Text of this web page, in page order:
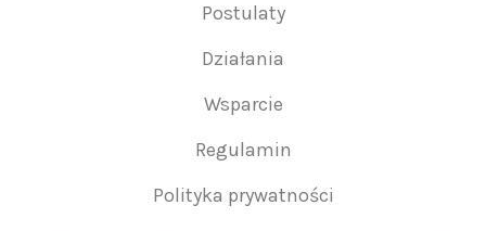
Postulaty
Działania
Wsparcie
Regulamin
Polityka prywatności